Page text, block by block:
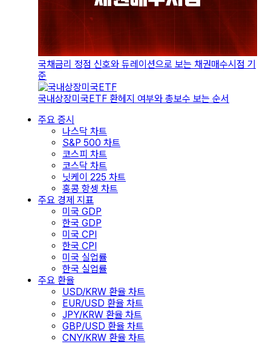
국채금리 정점 신호와 듀레이션으로 보는 채권매수시점 기
준
국내상장미국ETF 환헤지 여부와 총보수 보는 순서
주요 증시
나스닥 차트
S&P 500 차트
코스피 차트
코스닥 차트
닛케이 225 차트
홍콩 항셍 차트
주요 경제 지표
미국 GDP
한국 GDP
미국 CPI
한국 CPI
미국 실업률
한국 실업률
주요 환율
USD/KRW 환율 차트
EUR/USD 환율 차트
JPY/KRW 환율 차트
GBP/USD 환율 차트
CNY/KRW 환율 차트